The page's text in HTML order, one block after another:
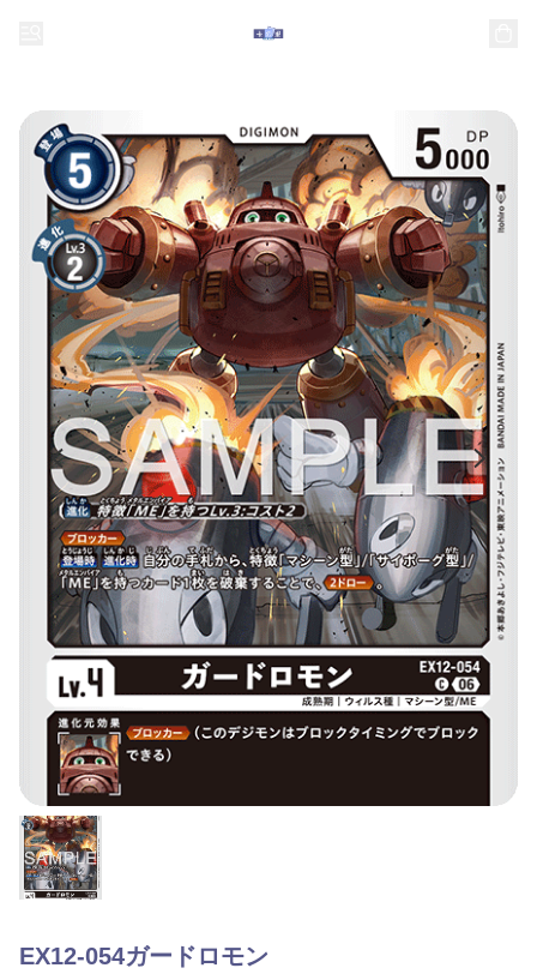
EX12-054ガードロモン